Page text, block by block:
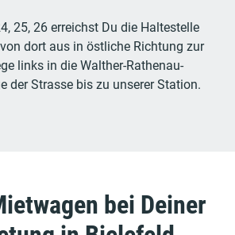
25, 26 erreichst Du die Haltestelle
von dort aus in östliche Richtung zur
links in die Walther-Rathenau-
der Strasse bis zu unserer Station.
bei Deiner